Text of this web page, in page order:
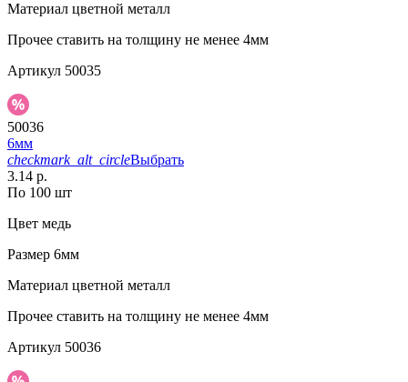
Материал цветной металл
Прочее ставить на толщину не менее 4мм
Артикул 50035
50036
6мм
checkmark_alt_circleВыбрать
3.14 р.
По 100 шт
Цвет медь
Размер 6мм
Материал цветной металл
Прочее ставить на толщину не менее 4мм
Артикул 50036